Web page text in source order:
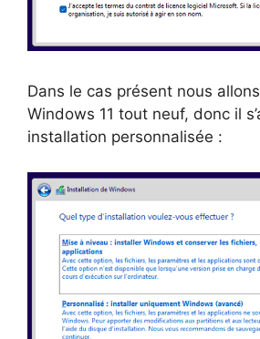
Dans le cas présent nous
Windows 11 tout neuf, donc il
installation personnalisée :